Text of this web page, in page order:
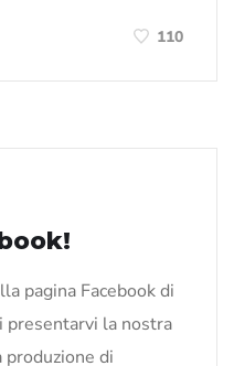
110
pagina Facebook di
la nostra
produzione di